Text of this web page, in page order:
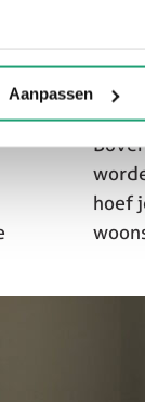
Aanpassen
hoef